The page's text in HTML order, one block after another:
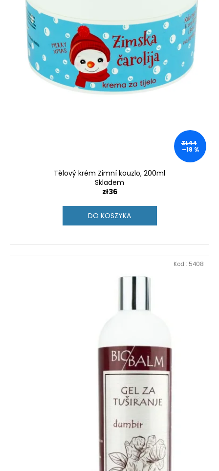
ZŁ44
–18 %
Tělový krém Zimní kouzlo, 200ml
Skladem
zł36
DO KOSZYKA
Kod : 5408